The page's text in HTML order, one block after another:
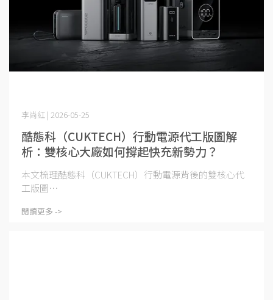
酷態科（CUKTECH）行動電源代工版圖解
析：雙核心大廠如何撐起快充新勢力？
李尚紅 | 2026-05-25
本文梳理酷態科（CUKTECH）行動電源背後的雙核心代
工版圖⋯
閱讀更多 ->